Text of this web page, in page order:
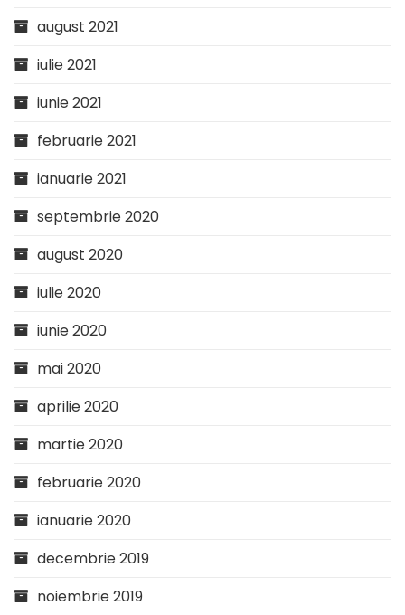
august 2021
iulie 2021
iunie 2021
februarie 2021
ianuarie 2021
septembrie 2020
august 2020
iulie 2020
iunie 2020
mai 2020
aprilie 2020
martie 2020
februarie 2020
ianuarie 2020
decembrie 2019
noiembrie 2019